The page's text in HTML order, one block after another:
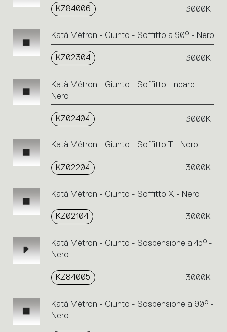
KZ84006 3000K
Katà Métron - Giunto - Soffitto a 90° - Nero
KZ02304 3000K
Katà Métron - Giunto - Soffitto Lineare -
Nero
KZ02404 3000K
Katà Métron - Giunto - Soffitto T - Nero
KZ02204 3000K
Katà Métron - Giunto - Soffitto X - Nero
KZ02104 3000K
Katà Métron - Giunto - Sospensione a 45° -
Nero
KZ84005 3000K
Katà Métron - Giunto - Sospensione a 90° -
Nero